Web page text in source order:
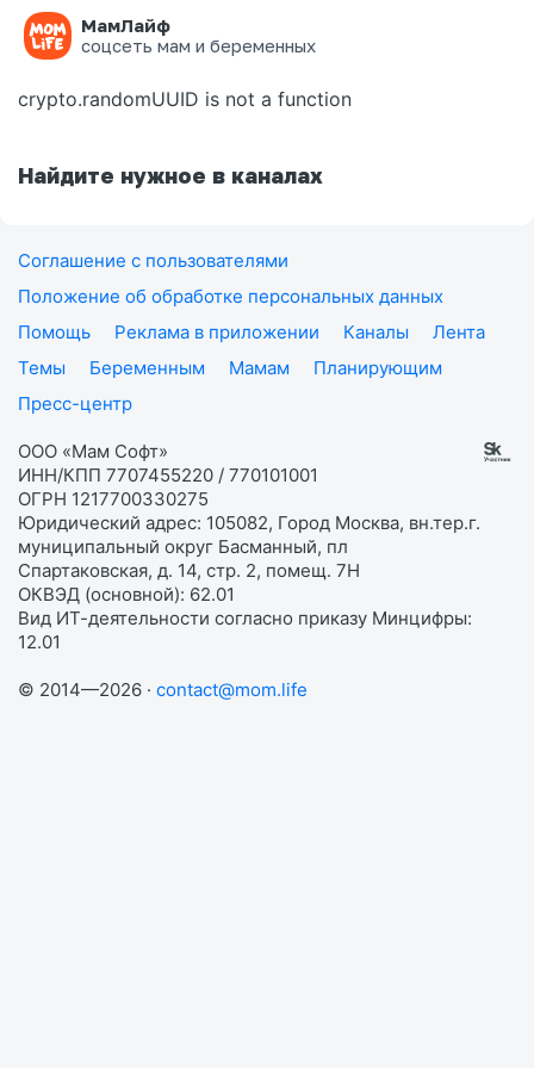
МамЛайф
соцсеть мам и беременных
Ошибка на странице
crypto.randomUUID is not a function
Найдите нужное в каналах
Соглашение с пользователями
Положение об обработке персональных данных
Помощь
Реклама в приложении Каналы
Лента
Темы
Беременным Мамам
Планирующим
Пресс-центр
ООО «Мам Софт»
ИНН/КПП 7707455220 / 770101001
ОГРН 1217700330275
Юридический адрес: 105082, Город Москва, вн.тер.г.
муниципальный округ Басманный, пл
Спартаковская, д. 14, стр. 2, помещ. 7Н
ОКВЭД (основной): 62.01
Вид ИТ-деятельности согласно приказу Минцифры:
12.01
© 2014—2026 · contact@mom.life